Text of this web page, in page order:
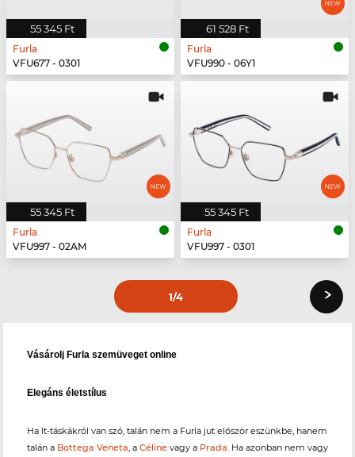
55 345 Ft
Furla
VFU677 - 0301
61 528 Ft
Furla
VFU990 - 06Y1
55 345 Ft
Furla
VFU997 - 02AM
55 345 Ft
Furla
VFU997 - 0301
1/4 ›
Vásárolj Furla szemüveget online
Elegáns életstílus
Ha It-táskákról van szó, talán nem a Furla jut először eszünkbe, hanem
talán a Bottega Veneta, a Céline vagy a Prada. Ha azonban nem vagy